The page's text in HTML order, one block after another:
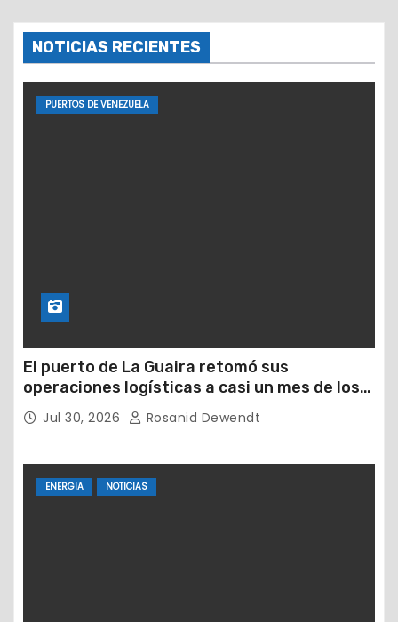
NOTICIAS RECIENTES
PUERTOS DE VENEZUELA
El puerto de La Guaira retomó sus
operaciones logísticas a casi un mes de los
devastadores terremotos
Jul 30, 2026 Rosanid Dewendt
ENERGIA NOTICIAS